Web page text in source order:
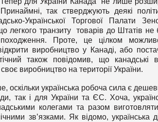
так стверджують деякі
Української Торгової Палати
легкого транзиту товарів до Штатів
Проте, це цілком
виробництво у Канаді, або
також повідомив, що канадські
виробництво на території України.
українська робоча сила є
так і для України та ЄС. Хоча,
колегами та разом
зв’язками. Як відомо, українська